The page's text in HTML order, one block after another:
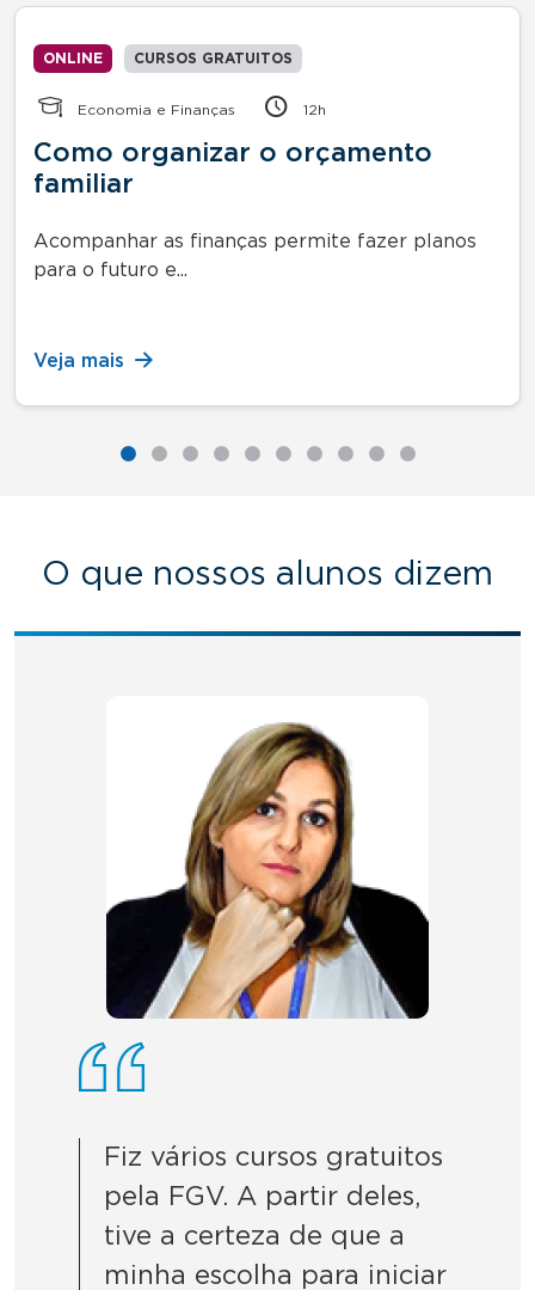
ONLINE CURSOS GRATUITOS
Economia e Finanças 12h
Como organizar o orçamento
familiar
Acompanhar as finanças permite fazer planos
para o futuro e...
Veja mais
O que nossos alunos dizem
Fiz vários cursos gratuitos
pela FGV. A partir deles,
tive a certeza de que a
minha escolha para iniciar